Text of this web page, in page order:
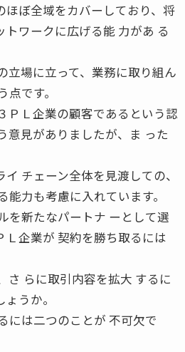
ほぼ全域をカバーしており、将
ワークに広げる能 力があ る
立場に立って、業務に取り組ん
です。
ＰＬ企業の顧客であるという認
意見がありましたが、ま った
チェーン全体を見渡しての、
能力も考慮に入れています。
を新たなパートナ ーとして選
Ｌ企業が 契約を勝ち取るには
さ らに取引内容を拡大 するに
うか。
には二つのことが 不可欠で